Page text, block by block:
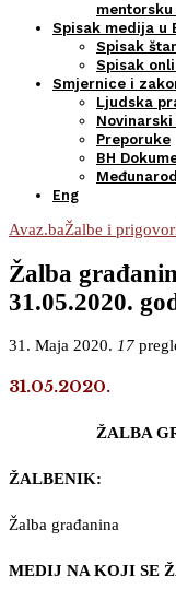
Spisak medija u
Spisak
Spisak
Smjernice i
Ljudska
Preporuke
BH
Eng
Avaz.baŽalbe i
Žalba
31.05.2020.
31. Maja 2020. 17
31.05.2020.
ŽALBA
ŽALBENIK:
Žalba građanina
MEDIJ NA KOJI SE